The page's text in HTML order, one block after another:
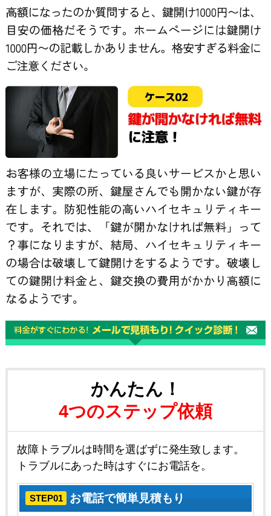
かんたん！
4つのステップ依頼
故障トラブルは時間を選ばずに発生致します。
トラブルにあった時はすぐにお電話を。
STEP01 お電話で簡単見積もり